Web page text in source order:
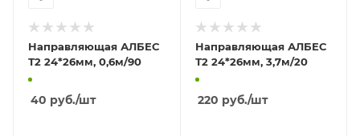
Направляющая АЛБЕС
Т2 24*26мм, 0,6м/90
40 руб./шт
Направляющая АЛБЕС
Т2 24*26мм, 3,7м/20
220 руб./шт